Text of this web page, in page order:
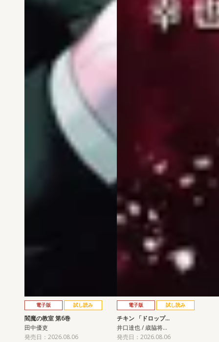
電子版 試し読み
閻魔の教室 第6巻
田中優吏
発売日：2026.08.06
電子版 試し読み
チキン 「ドロップ…
井口達也 / 歳脇将…
発売日：2026.08.06